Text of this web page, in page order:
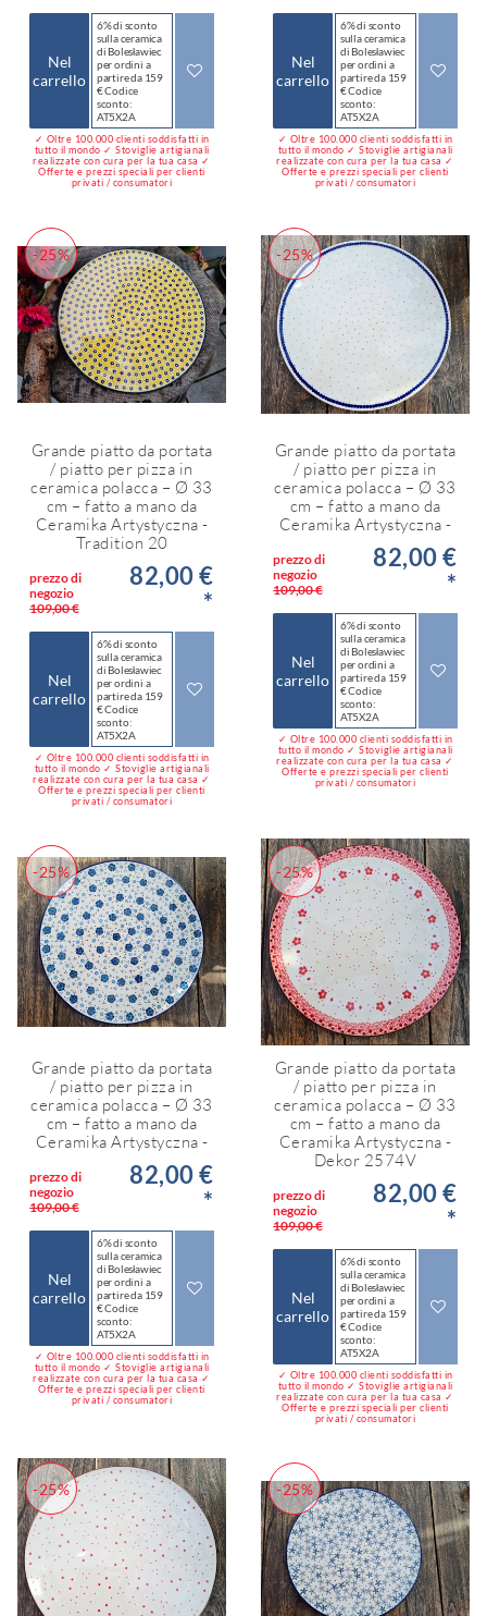
Nel
carrello
6% di sconto
sulla ceramica
di Bolesławiec
per ordini a
partire da 159
€ Codice
sconto:
AT5X2A
✓ Oltre 100.000 clienti soddisfatti in
tutto il mondo ✓ Stoviglie artigianali
realizzate con cura per la tua casa ✓
Offerte e prezzi speciali per clienti
privati / consumatori
Nel
carrello
6% di sconto
sulla ceramica
di Bolesławiec
per ordini a
partire da 159
€ Codice
sconto:
AT5X2A
✓ Oltre 100.000 clienti soddisfatti in
tutto il mondo ✓ Stoviglie artigianali
realizzate con cura per la tua casa ✓
Offerte e prezzi speciali per clienti
privati / consumatori
-25%
Grande piatto da portata
/ piatto per pizza in
ceramica polacca – Ø 33
cm – fatto a mano da
Ceramika Artystyczna -
Tradition 20
prezzo di
negozio
109,00 €
82,00 €
*
Nel
carrello
6% di sconto
sulla ceramica
di Bolesławiec
per ordini a
partire da 159
€ Codice
sconto:
AT5X2A
✓ Oltre 100.000 clienti soddisfatti in
tutto il mondo ✓ Stoviglie artigianali
realizzate con cura per la tua casa ✓
Offerte e prezzi speciali per clienti
privati / consumatori
-25%
Grande piatto da portata
/ piatto per pizza in
ceramica polacca – Ø 33
cm – fatto a mano da
Ceramika Artystyczna -
prezzo di
negozio
109,00 €
82,00 €
*
Nel
carrello
6% di sconto
sulla ceramica
di Bolesławiec
per ordini a
partire da 159
€ Codice
sconto:
AT5X2A
✓ Oltre 100.000 clienti soddisfatti in
tutto il mondo ✓ Stoviglie artigianali
realizzate con cura per la tua casa ✓
Offerte e prezzi speciali per clienti
privati / consumatori
-25%
Grande piatto da portata
/ piatto per pizza in
ceramica polacca – Ø 33
cm – fatto a mano da
Ceramika Artystyczna -
prezzo di
negozio
109,00 €
82,00 €
*
Nel
carrello
6% di sconto
sulla ceramica
di Bolesławiec
per ordini a
partire da 159
€ Codice
sconto:
AT5X2A
✓ Oltre 100.000 clienti soddisfatti in
tutto il mondo ✓ Stoviglie artigianali
realizzate con cura per la tua casa ✓
Offerte e prezzi speciali per clienti
privati / consumatori
-25%
Grande piatto da portata
/ piatto per pizza in
ceramica polacca – Ø 33
cm – fatto a mano da
Ceramika Artystyczna -
Dekor 2574V
prezzo di
negozio
109,00 €
82,00 €
*
Nel
carrello
6% di sconto
sulla ceramica
di Bolesławiec
per ordini a
partire da 159
€ Codice
sconto:
AT5X2A
✓ Oltre 100.000 clienti soddisfatti in
tutto il mondo ✓ Stoviglie artigianali
realizzate con cura per la tua casa ✓
Offerte e prezzi speciali per clienti
privati / consumatori
-25% -25%